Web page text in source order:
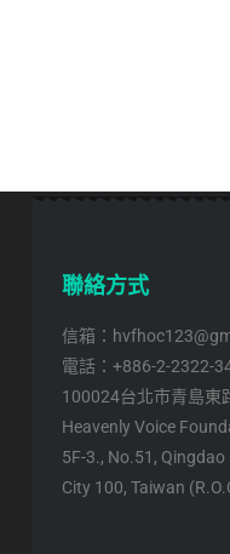
聯絡方式
信箱：
電話：+886-2-2322-
100024台北市青島東
Heavenly Voice
5F-3., No.51,
City 100, Taiwan